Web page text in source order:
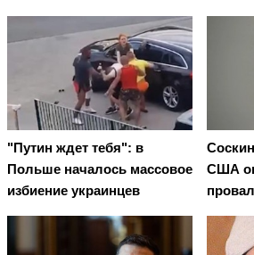
"Путин ждет тебя": в
Польше началось массовое
избиение украинцев
США